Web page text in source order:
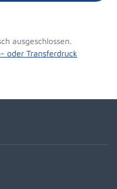
ausgeschlossen.
oder Transferdruck